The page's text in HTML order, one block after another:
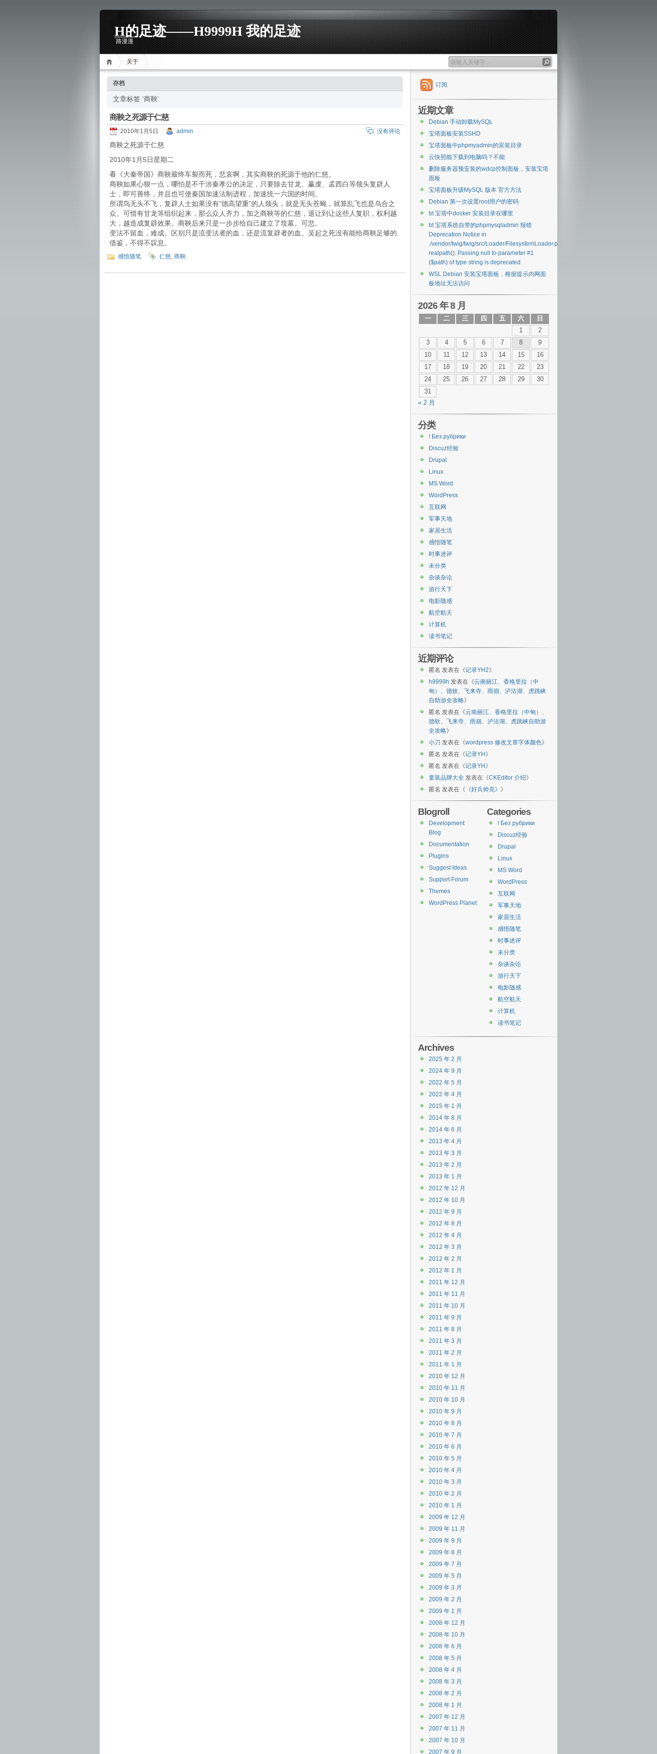
H的足迹——H9999H 我的足迹
路漫漫
关于
存档
文章标签 ‘商鞅’
商鞅之死源于仁慈
2010年1月5日 admin 没有评论
商鞅之死源于仁慈
2010年1月5日星期二
看《大秦帝国》商鞅最终车裂而死，悲哀啊，其实商鞅的死源于他的仁慈。
商鞅如果心狠一点，哪怕是不干涉秦孝公的决定，只要除去甘龙、赢虔、孟西白等领头复辟人
士，即可善终，并且也可使秦国加速法制进程，加速统一六国的时间。
所谓鸟无头不飞，复辟人士如果没有“德高望重”的人领头，就是无头苍蝇，就算乱飞也是乌合之
众。可惜有甘龙等组织起来，那么众人齐力，加之商鞅等的仁慈，退让到让这些人复职，权利越
大，越造成复辟效果。商鞅后来只是一步步给自己建立了坟墓。可悲。
变法不留血，难成。区别只是流变法者的血，还是流复辟者的血。吴起之死没有能给商鞅足够的
借鉴，不得不叹息。
感悟随笔 仁慈, 商鞅
订阅
近期文章
Debian 手动卸载MySQL
宝塔面板安装SSHD
宝塔面板中phpmyadmin的安装目录
云快照能下载到电脑吗？不能
删除服务器预安装的wdcp控制面板，安装宝塔
面板
宝塔面板升级MySQL 版本 官方方法
Debian 第一次设置root用户的密码
bt 宝塔中docker 安装目录在哪里
bt 宝塔系统自带的phpmysqladmin 报错
Deprecation Notice in
./vendor/twig/twig/src/Loader/FilesystemLoader.php#40
realpath(): Passing null to parameter #1
($path) of type string is deprecated
WSL Debian 安装宝塔面板，根据提示内网面
板地址无法访问
2026 年 8 月
一 二 三 四 五 六
日
1
2
3
4 5 6 7 8
9
10
11 12 13 14 15
16
17
18 19 20 21 22
23
24
25 26 27 28 29
30
31
« 2 月
分类
! Без рубрики
Discuz经验
Drupal
Linux
MS Word
WordPress
互联网
军事天地
家居生活
感悟随笔
时事述评
未分类
杂谈杂论
游行天下
电影随感
航空航天
计算机
读书笔记
近期评论
匿名 发表在《记录YH2》
h9999h 发表在《云南丽江、香格里拉（中
甸）、德钦、飞来寺、雨崩、泸沽湖、虎跳峡
自助游全攻略》
匿名 发表在《云南丽江、香格里拉（中甸）、
德钦、飞来寺、雨崩、泸沽湖、虎跳峡自助游
全攻略》
小刀 发表在《wordpress 修改文章字体颜色》
匿名 发表在《记录YH 》
匿名 发表在《记录YH 》
童装品牌大全 发表在《CKEditor 介绍》
匿名 发表在《 《好兵帅克》 》
Categories
! Без рубрики
Discuz经验
Drupal
Linux
MS Word
WordPress
互联网
军事天地
家居生活
感悟随笔
时事述评
未分类
杂谈杂论
游行天下
电影随感
航空航天
计算机
读书笔记
Blogroll
Development
Blog
Documentation
Plugins
Suggest Ideas
Support Forum
Themes
WordPress Planet
Archives
2025 年 2 月
2024 年 9 月
2022 年 5 月
2022 年 4 月
2015 年 1 月
2014 年 8 月
2014 年 6 月
2013 年 4 月
2013 年 3 月
2013 年 2 月
2013 年 1 月
2012 年 12 月
2012 年 10 月
2012 年 9 月
2012 年 8 月
2012 年 4 月
2012 年 3 月
2012 年 2 月
2012 年 1 月
2011 年 12 月
2011 年 11 月
2011 年 10 月
2011 年 9 月
2011 年 8 月
2011 年 3 月
2011 年 2 月
2011 年 1 月
2010 年 12 月
2010 年 11 月
2010 年 10 月
2010 年 9 月
2010 年 8 月
2010 年 7 月
2010 年 6 月
2010 年 5 月
2010 年 4 月
2010 年 3 月
2010 年 2 月
2010 年 1 月
2009 年 12 月
2009 年 11 月
2009 年 9 月
2009 年 8 月
2009 年 7 月
2009 年 5 月
2009 年 3 月
2009 年 2 月
2009 年 1 月
2008 年 12 月
2008 年 10 月
2008 年 6 月
2008 年 5 月
2008 年 4 月
2008 年 3 月
2008 年 2 月
2008 年 1 月
2007 年 12 月
2007 年 11 月
2007 年 10 月
2007 年 9 月